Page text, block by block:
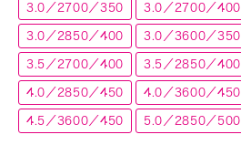
3.0／2700／350 3.0／2700／400
3.0／2850／400 3.0／3600／350
3.5／2700／400 3.5／2850／400
4.0／2850／450 4.0／3600／450
4.5／3600／450 5.0／2850／500